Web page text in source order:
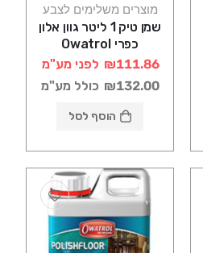
מוצרים משלימים לצבע
שמן טיק 1 ליטר גוון אלון
כפרי Owatrol
TEXTROL סאן דק
₪111.86 לפני מע"מ
₪132.00 כולל מע"מ
הוסף לסל